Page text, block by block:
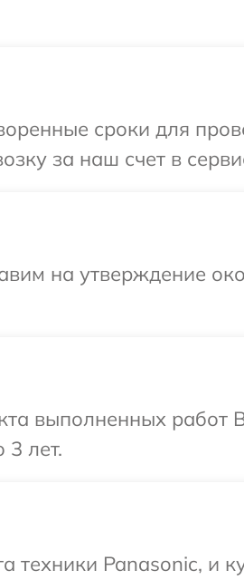
сроки для
за наш счет в
на утверждение
выполненных
3 лет.
Panasonic, и